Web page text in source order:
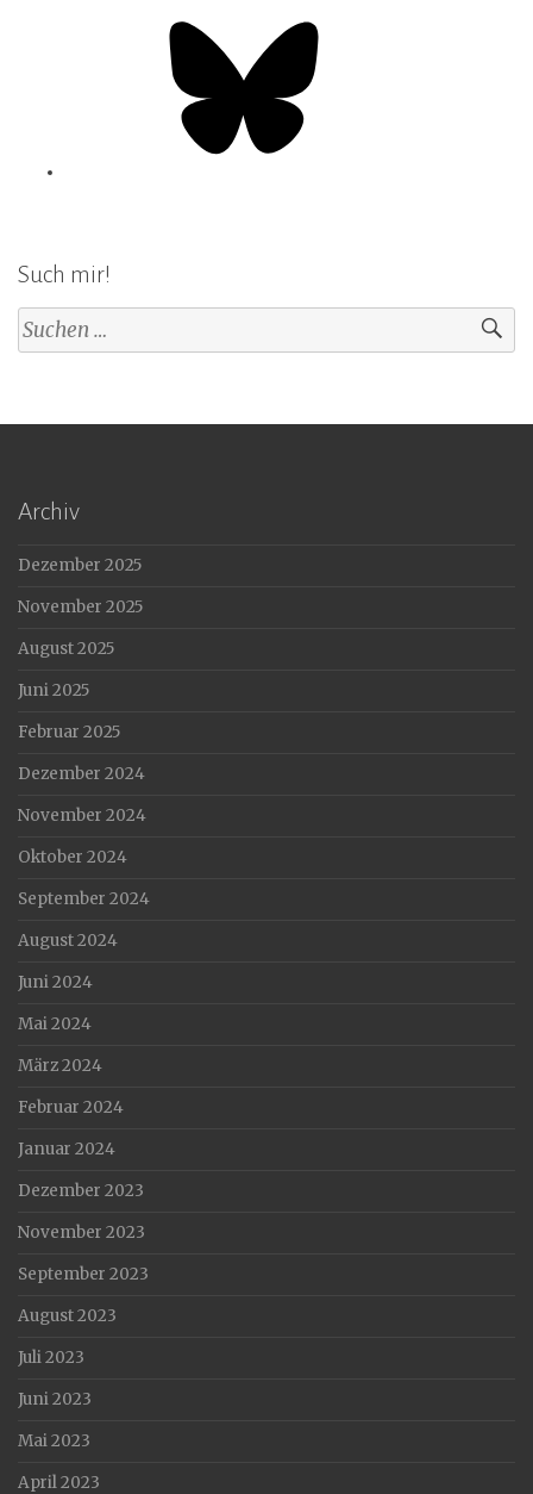
Such mir!
Suchen
nach:
Archiv
Dezember 2025
November 2025
August 2025
Juni 2025
Februar 2025
Dezember 2024
November 2024
Oktober 2024
September 2024
August 2024
Juni 2024
Mai 2024
März 2024
Februar 2024
Januar 2024
Dezember 2023
November 2023
September 2023
August 2023
Juli 2023
Juni 2023
Mai 2023
April 2023